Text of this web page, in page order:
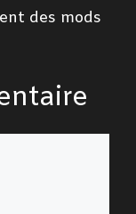
des mods